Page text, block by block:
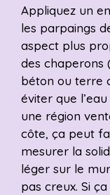
Appliquez un
les parpaings
aspect plus
des chaperons
béton ou terre
éviter que
une région
côte, ça peut
mesurer la
léger sur le
pas creux. Si